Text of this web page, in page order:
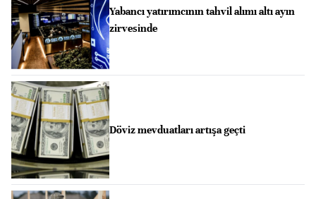
Yabancı yatırımcının tahvil alımı altı ayın
zirvesinde
Döviz mevduatları artışa geçti